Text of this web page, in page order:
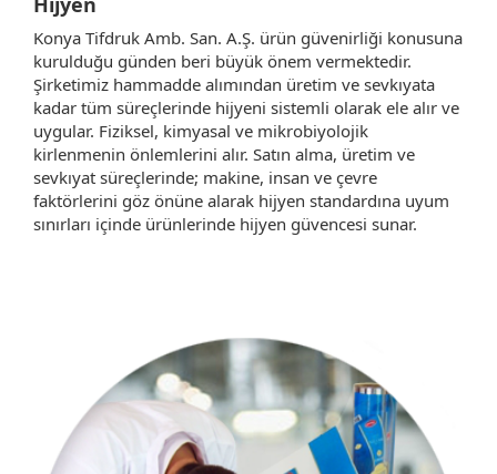
Konya Tifdruk Amb. San. A.Ş. ürün güvenirliği konusuna
kurulduğu günden beri büyük önem vermektedir.
Şirketimiz hammadde alımından üretim ve sevkıyata
kadar tüm süreçlerinde hijyeni sistemli olarak ele alır ve
uygular. Fiziksel, kimyasal ve mikrobiyolojik
kirlenmenin önlemlerini alır. Satın alma, üretim ve
sevkıyat süreçlerinde; makine, insan ve çevre
faktörlerini göz önüne alarak hijyen standardına uyum
sınırları içinde ürünlerinde hijyen güvencesi sunar.